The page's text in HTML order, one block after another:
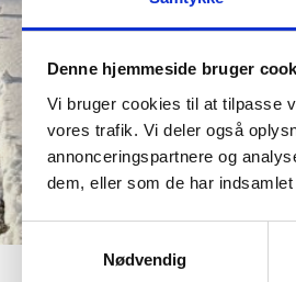
Denne hjemmeside bruger
Vi bruger cookies til at tilpasse
vores trafik. Vi deler også
annonceringspartnere og
dem, eller som de har
Samtykkevalg
Nødvendig